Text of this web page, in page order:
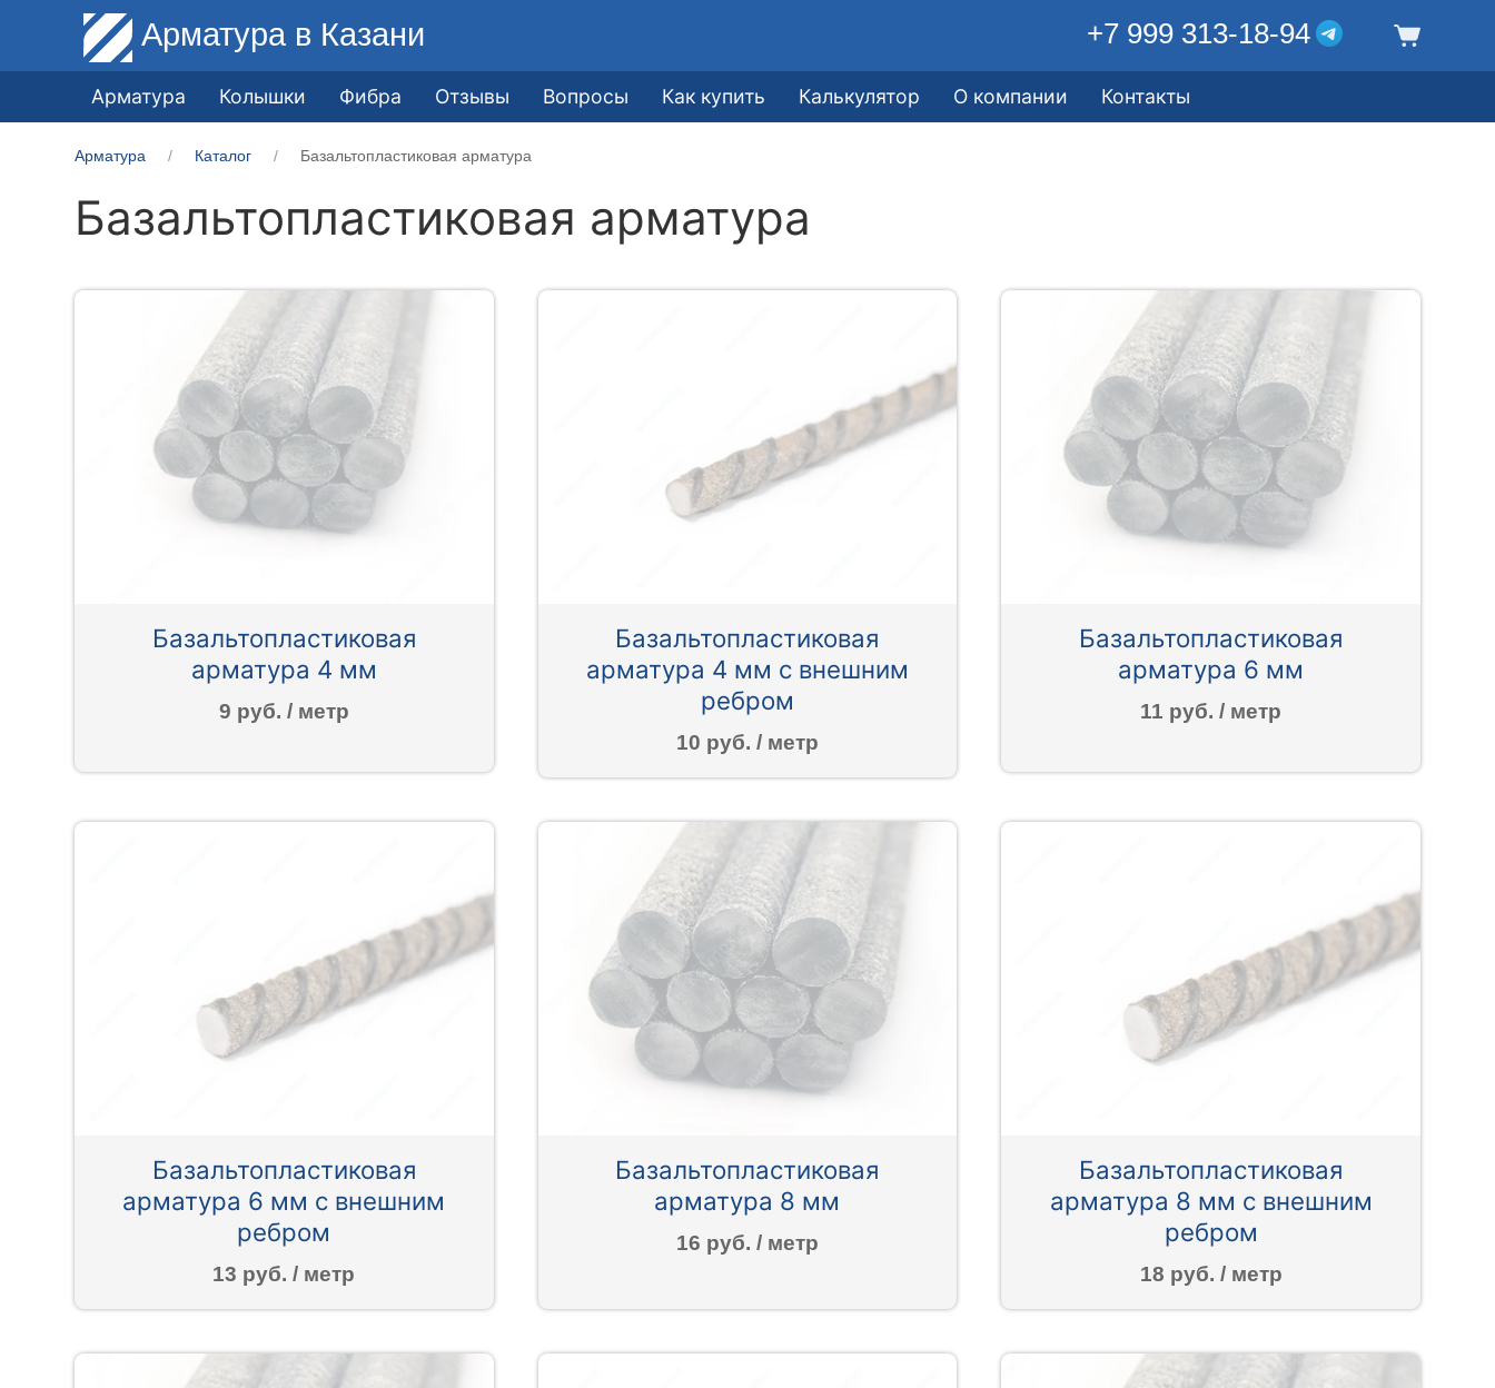
Арматура в Казани +7 999 313-18-94
Арматура Колышки Фибра Отзывы Вопросы Как купить Калькулятор О компании Контакты
Арматура Каталог Базальтопластиковая арматура
Базальтопластиковая арматура
Базальтопластиковая
арматура 4 мм
9 руб. / метр
Базальтопластиковая
арматура 4 мм с внешним
ребром
10 руб. / метр
Базальтопластиковая
арматура 6 мм
11 руб. / метр
Базальтопластиковая
арматура 6 мм с внешним
ребром
13 руб. / метр
Базальтопластиковая
арматура 8 мм
16 руб. / метр
Базальтопластиковая
арматура 8 мм с внешним
ребром
18 руб. / метр